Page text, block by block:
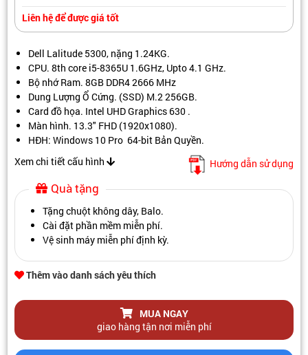
Liên hệ để được giá tốt
Dell Lalitude 5300, nặng 1.24KG.
CPU. 8th core i5-8365U 1.6GHz, Upto 4.1 GHz.
Bộ nhớ Ram. 8GB DDR4 2666 MHz
Dung Lượng Ổ Cứng. (SSD) M.2 256GB.
Card đồ họa. Intel UHD Graphics 630 .
Màn hình. 13.3" FHD (1920x1080).
HĐH: Windows 10 Pro 64-bit Bản Quyền.
Xem chi tiết cấu hình
Hướng dẫn sử dụng
Quà tặng
Tặng chuột không dây, Balo.
Cài đặt phần mềm miễn phí.
Vệ sinh máy miễn phí định kỳ.
Thêm vào danh sách yêu thích
MUA NGAY
giao hàng tận nơi miễn phí